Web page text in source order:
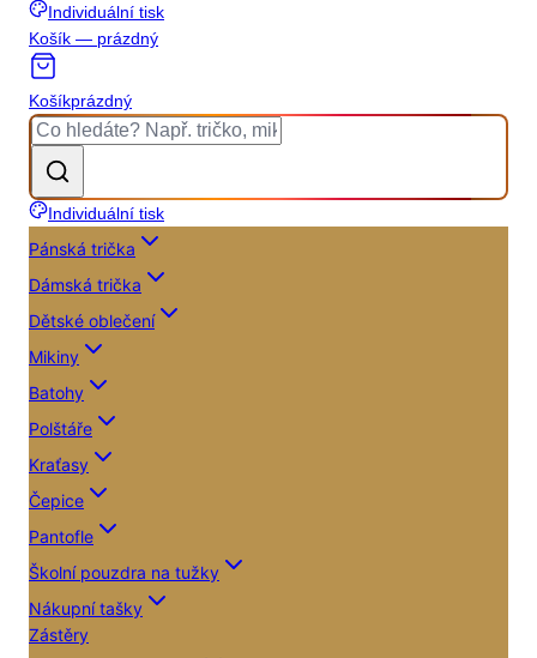
Individuální tisk
Košík — prázdný
Košíkprázdný
Individuální tisk
Pánská trička
Dámská trička
Dětské oblečení
Mikiny
Batohy
Polštáře
Kraťasy
Čepice
Pantofle
Školní pouzdra na tužky
Nákupní tašky
Zástěry